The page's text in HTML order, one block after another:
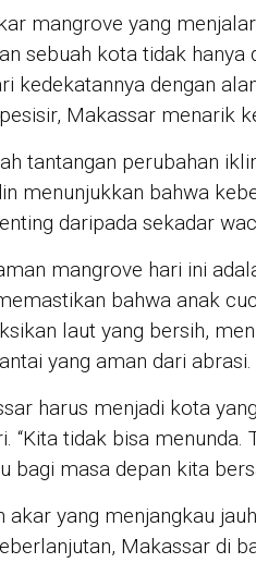
mangrove yang
sebuah kota tidak hanya
kedekatannya dengan
Makassar menarik
tantangan perubahan
menunjukkan bahwa
daripada sekadar
mangrove hari ini
bahwa anak
laut yang bersih,
yang aman dari abrasi.
harus menjadi kota
“Kita tidak bisa
bagi masa depan kita
akar yang menjangkau
Makassar di